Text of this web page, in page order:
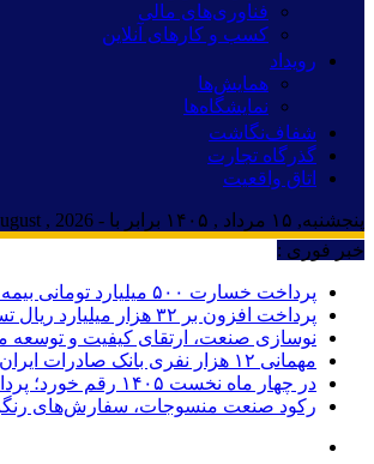
فناوری‌های مالی
کسب و کارهای آنلاین
رویداد
همایش‌ها
نمایشگاه‌ها
شفاف‌نگاشت
گذرگاه تجارت
اتاق واقعیت
پنجشنبه, ۱۵ مرداد , ۱۴۰۵ برابر با - Thursday, 6 August , 2026
خبر فوری :
پرداخت خسارت ۵۰۰ میلیارد تومانی بیمه رازی به شرکت هواپیمایی کارون
پرداخت افزون بر ۳۲ هزار میلیارد ریال تسهیلات قرض الحسنه ازدواج و فرزندآوری توسط بانک کشاورزی
نوسازی صنعت، ارتقای کیفیت و
مهمانی ۱۲ هزار نفری بانک صادرات ایران| حمایت از اقشار کم‌درآمد با توزیع بسته‌های معیشتی
در چهار ماه نخست ۱۴۰۵ رقم خورد؛ پرداخت بیش از ۸ همت وام ازدواج به زوج‌های جوان توسط بانک ملی ایران
رکود صنعت منسوجات، سفارش‌های